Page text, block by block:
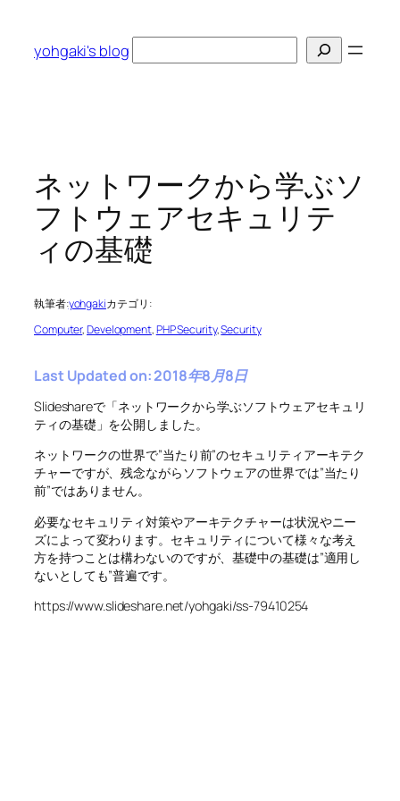
yohgaki's blog
索
ネットワークから学ぶソ
フトウェアセキュリテ
ィの基礎
執筆者:yohgakiカテゴリ:
Computer, Development, PHP Security, Security
Last Updated on: 2018年8月8日
Slideshareで「ネットワークから学ぶソフトウェアセキュリ
ティの基礎」を公開しました。
ネットワークの世界で”当たり前”のセキュリティアーキテク
チャーですが、残念ながらソフトウェアの世界では”当たり
前”ではありません。
必要なセキュリティ対策やアーキテクチャーは状況やニー
ズによって変わります。セキュリティについて様々な考え
方を持つことは構わないのですが、基礎中の基礎は”適用し
ないとしても”普遍です。
https://www.slideshare.net/yohgaki/ss-79410254